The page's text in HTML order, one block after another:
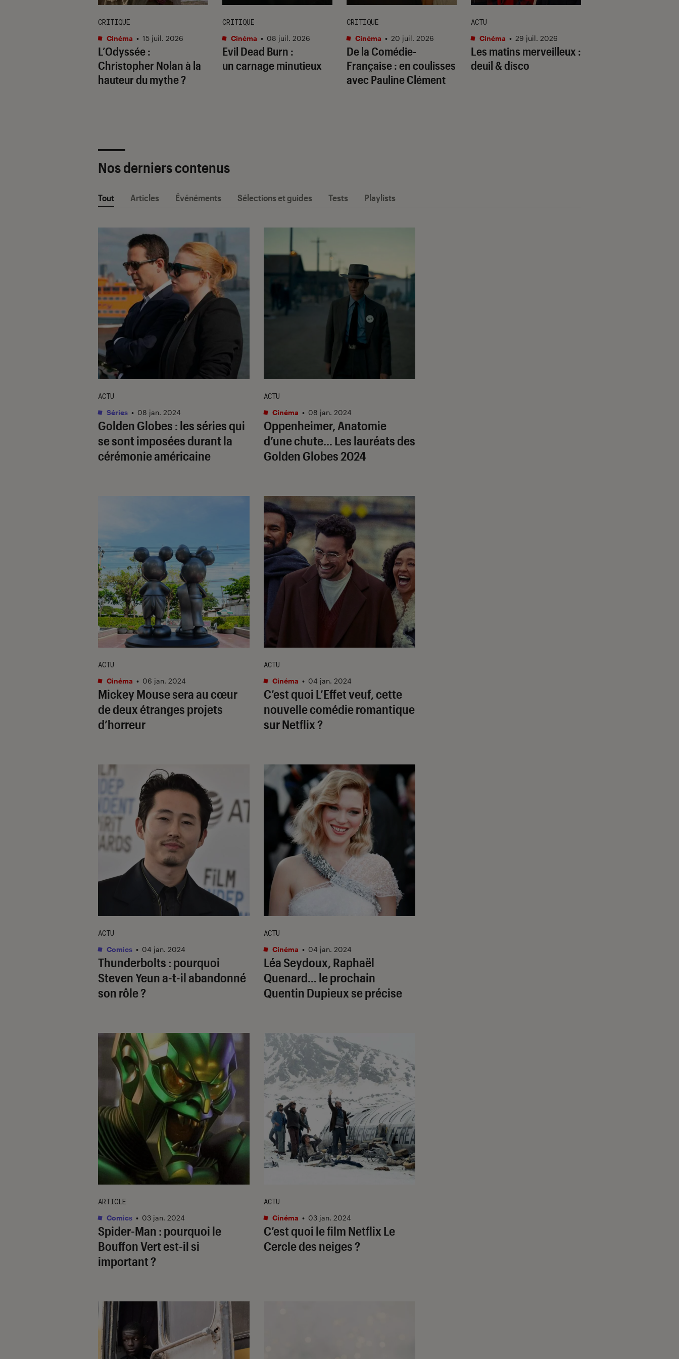
L’Odyssée:
Christopher Nolan à la
hauteur du mythe ?
CRITIQUE
Cinéma • 15 juil. 2026
Evil Dead Burn :
un carnage minutieux
CRITIQUE
Cinéma • 08 juil. 2026
De la Comédie-
Française: en coulisses
avec Pauline Clément
CRITIQUE
Cinéma • 20 juil. 2026
Les matins merveilleux :
deuil & disco
ACTU
Cinéma • 29 juil. 2026
Nos derniers contenus
Tout Articles Événéments Sélections et guides Tests Playlists
Golden Globes : les séries qui
se sont imposées durant la
cérémonie américaine
ACTU
Séries • 08 jan. 2024
Oppenheimer, Anatomie
d’une chute… Les lauréats des
Golden Globes 2024
ACTU
Cinéma • 08 jan. 2024
Mickey Mouse sera au cœur
de deux étranges projets
d’horreur
ACTU
Cinéma • 06 jan. 2024
C’est quoi L’Effet veuf, cette
nouvelle comédie romantique
sur Netflix ?
ACTU
Cinéma • 04 jan. 2024
Thunderbolts : pourquoi
Steven Yeun a-t-il abandonné
son rôle ?
ACTU
Comics • 04 jan. 2024
Léa Seydoux, Raphaël
Quenard… le prochain
Quentin Dupieux se précise
ACTU
Cinéma • 04 jan. 2024
Spider-Man : pourquoi le
Bouffon Vert est-il si
important ?
ARTICLE
Comics • 03 jan. 2024
C’est quoi le film Netflix Le
Cercle des neiges?
ACTU
Cinéma • 03 jan. 2024